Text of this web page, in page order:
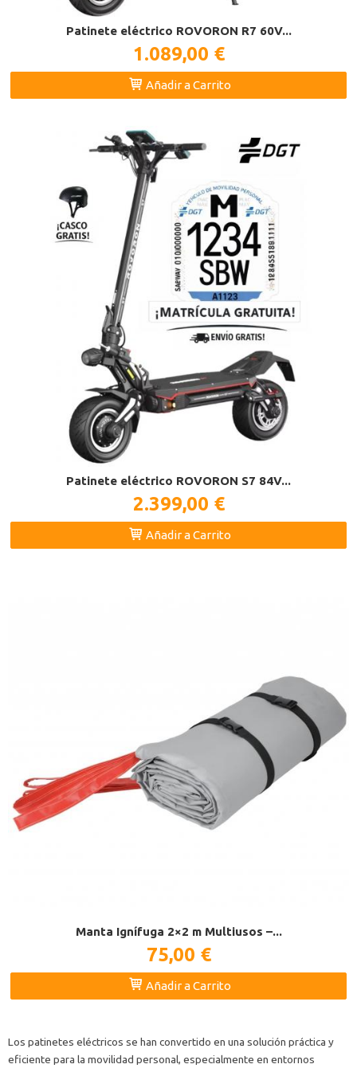
Patinete eléctrico ROVORON R7 60V...
1.089,00 €
Añadir a Carrito
Patinete eléctrico ROVORON S7 84V...
2.399,00 €
Añadir a Carrito
Manta Ignífuga 2×2 m Multiusos –...
75,00 €
Añadir a Carrito
Los patinetes eléctricos se han convertido en una solución práctica y
eficiente para la movilidad personal, especialmente en entornos